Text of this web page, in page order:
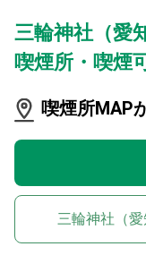
三輪神社（愛
喫煙所・喫煙
喫煙所MAP
三輪神社（